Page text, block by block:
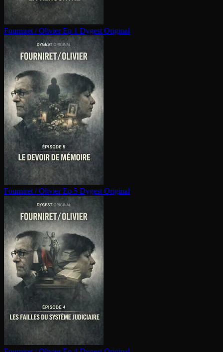
Fourniret / Olivier Ep.1 Dygest Original
Fourniret / Olivier Ep.5 Dygest Original